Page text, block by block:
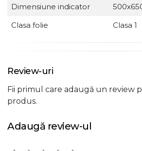
Dimensiune indicator
Clasa folie
Clasa 1
Review-uri
Fii primul care adaugă un review
produs.
Adaugă review-ul